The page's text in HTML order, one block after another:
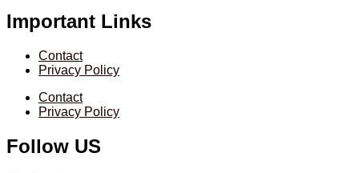
Important Links
Contact
Privacy Policy
Contact
Privacy Policy
Follow US